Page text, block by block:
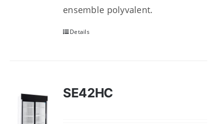
ensemble polyvalent.
Details
SE42HC